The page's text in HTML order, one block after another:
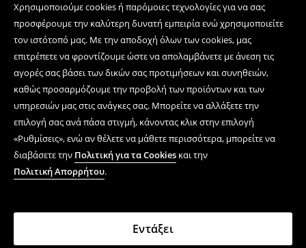
Χρησιμοποιούμε cookies ή παρόμοιες τεχνολογίες για να σας
προσφέρουμε την καλύτερη δυνατή εμπειρία ενώ χρησιμοποιείτε
τον ιστότοπό μας. Με την αποδοχή όλων των cookies, μας
επιτρέπετε να φροντίζουμε ώστε να απολαμβάνετε με άνεση τις
αγορές σας βάσει των δικών σας προτιμήσεων και συνηθειών,
καθώς προσαρμόζουμε την προβολή των προϊόντων και των
υπηρεσιών μας στις ανάγκες σας. Μπορείτε να αλλάξετε την
επιλογή σας ανά πάσα στιγμή, κάνοντας κλικ στην επιλογή
«Ρυθμίσεις», ενώ αν θέλετε να μάθετε περισσότερα, μπορείτε να
διαβάσετε την Πολιτική για τα Cookies και την
Πολιτική Απορρήτου.
Εντάξει